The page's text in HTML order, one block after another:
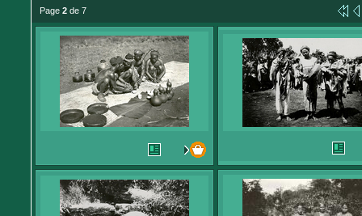
Page 2 de 7